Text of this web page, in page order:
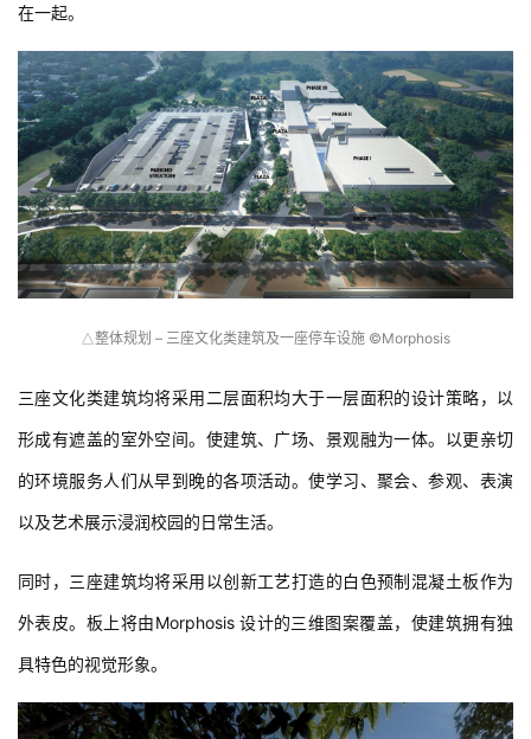
在一起。
△整体规划 – 三座文化类建筑及一座停车设施 ©Morphosis
三座文化类建筑均将采用二层面积均大于一层面积的设计策略，以
形成有遮盖的室外空间。使建筑、广场、景观融为一体。以更亲切
的环境服务人们从早到晚的各项活动。使学习、聚会、参观、表演
以及艺术展示浸润校园的日常生活。
同时，三座建筑均将采用以创新工艺打造的白色预制混凝土板作为
外表皮。板上将由Morphosis 设计的三维图案覆盖，使建筑拥有独
具特色的视觉形象。